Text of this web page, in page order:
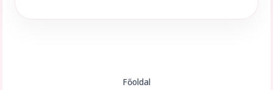
Főoldal